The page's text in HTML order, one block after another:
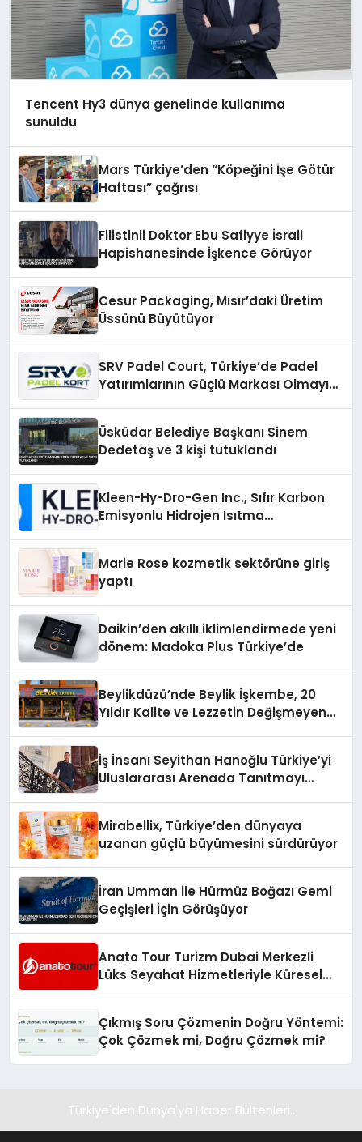
Tencent Hy3 dünya genelinde kullanıma
sunuldu
Mars Türkiye’den “Köpeğini İşe Götür
Haftası” çağrısı
Filistinli Doktor Ebu Safiyye İsrail
Hapishanesinde İşkence Görüyor
Cesur Packaging, Mısır’daki Üretim
Üssünü Büyütüyor
SRV Padel Court, Türkiye’de Padel
Yatırımlarının Güçlü Markası Olmayı
Üsküdar Belediye Başkanı Sinem
Dedetaş ve 3 kişi tutuklandı
Kleen-Hy-Dro-Gen Inc., Sıfır Karbon
Emisyonlu Hidrojen Isıtma
Marie Rose kozmetik sektörüne giriş
yaptı
Daikin’den akıllı iklimlendirmede yeni
dönem: Madoka Plus Türkiye’de
Beylikdüzü’nde Beylik İşkembe, 20
Yıldır Kalite ve Lezzetin Değişmeyen
İş İnsanı Seyithan Hanoğlu Türkiye’yi
Uluslararası Arenada Tanıtmayı
Mirabellix, Türkiye’den dünyaya
uzanan güçlü büyümesini sürdürüyor
İran Umman ile Hürmüz Boğazı Gemi
Geçişleri İçin Görüşüyor
Anato Tour Turizm Dubai Merkezli
Lüks Seyahat Hizmetleriyle Küresel
Çıkmış Soru Çözmenin Doğru Yöntemi:
Çok Çözmek mi, Doğru Çözmek mi?
Türkiye'den Dünya'ya Haber Bültenleri..